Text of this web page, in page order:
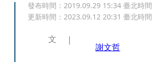
發布時間： 2019.09.29 15:34 臺北時間
更新時間： 2023.09.12 20:31 臺北時間
文
謝文哲